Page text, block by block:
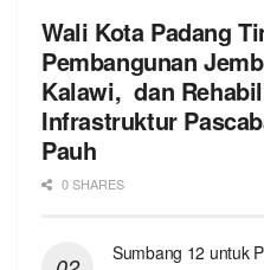
Wali Kota Padang
Pembangunan
Kalawi, dan
Infrastruktur
Pauh
0 SHARES
Sumbang 12 untuk